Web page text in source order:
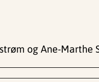
og Ane-Marthe